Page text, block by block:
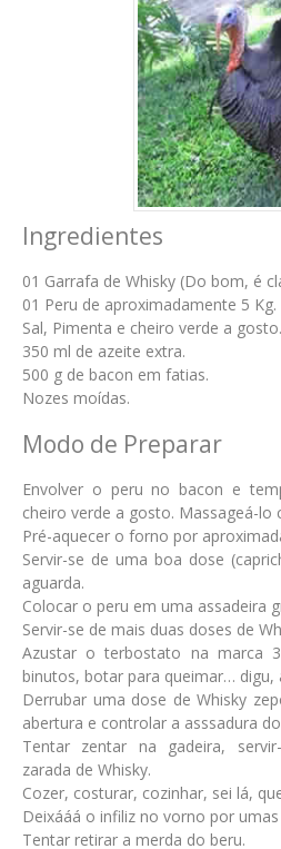
Ingredientes
01 Garrafa de Whisky (Do bom, é
01 Peru de aproximadamente 5 Kg.
Sal, Pimenta e cheiro verde a gosto.
350 ml de azeite extra.
500 g de bacon em fatias.
Nozes moídas.
Modo de Preparar
Envolver o peru no bacon e
cheiro verde a gosto. Massageá-lo
Pré-aquecer o forno por
Servir-se de uma boa dose
aguarda.
Colocar o peru em uma assadeira
Servir-se de mais duas doses de
Azustar o terbostato na marca
binutos, botar para queimar… digu,
Derrubar uma dose de Whisky
abertura e controlar a asssadura
Tentar zentar na gadeira,
zarada de Whisky.
Cozer, costurar, cozinhar, sei lá,
Deixááá o infiliz no vorno por
Tentar retirar a merda do beru.